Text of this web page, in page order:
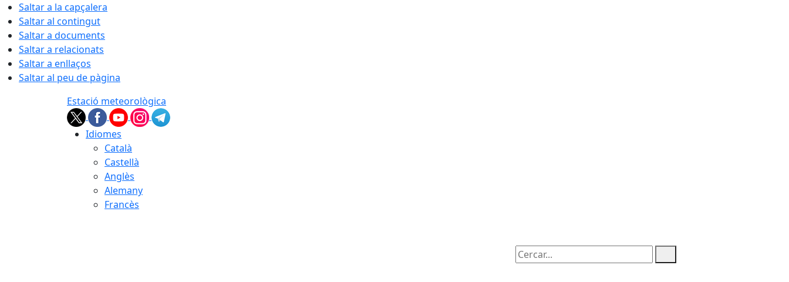
Saltar a la capçalera
Saltar al contingut
Saltar a documents
Saltar a relacionats
Saltar a enllaços
Saltar al peu de pàgina
Estació meteorològica
Idiomes
Català
Castellà
Anglès
Alemany
Francès
Cercar: